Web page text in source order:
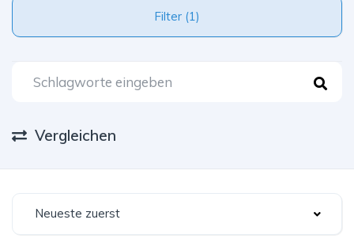
Filter (1)
Vergleichen
Neueste zuerst